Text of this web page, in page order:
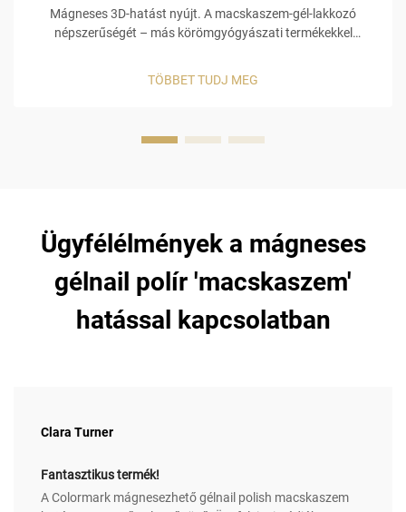
Mágneses 3D-hatást nyújt. A macskaszem-gél-lakkozó
népszerűségét – más körömgyógyászati termékekkel
mágneses hatás biztosítja! A macskaszem-gél-lakkozó
TÖBBET TUDJ MEG
Ügyfélélmények a mágneses
gélnail polír 'macskaszem'
hatással kapcsolatban
Clara Turner
Fantasztikus termék!
A Colormark mágnesezhető gélnail polish macskaszem